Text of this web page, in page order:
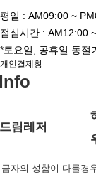
평일 : AM09:00 ~
점심시간 : AM12:00
*토요일, 공휴일 동절
개인결제창
드림레저
자의 성함이 다를경